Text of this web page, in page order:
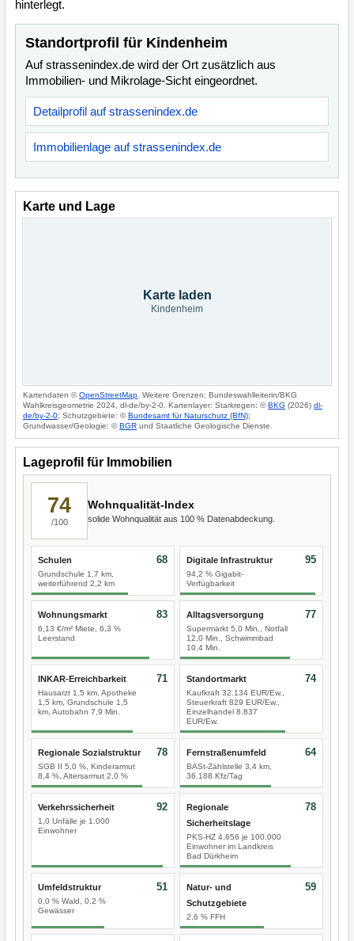
hinterlegt.
Standortprofil für Kindenheim
Auf strassenindex.de wird der Ort zusätzlich aus
Immobilien- und Mikrolage-Sicht eingeordnet.
Detailprofil auf strassenindex.de
Immobilienlage auf strassenindex.de
Karte und Lage
Karte laden
Kindenheim
Kartendaten ©OpenStreetMap . Weitere Grenzen: Bundeswahlleiterin/BKG
Wahlkreisgeometrie 2024, dl-de/by-2-0. Kartenlayer: Starkregen: ©BKG (2026) dl-
de/by-2-0; Schutzgebiete: ©Bundesamt für Naturschutz (BfN);
Grundwasser/Geologie: ©BGR und Staatliche Geologische Dienste.
Lageprofil für Immobilien
74
/100
Wohnqualität-Index
solide Wohnqualität aus 100 % Datenabdeckung.
Schulen
Grundschule 1,7 km,
weiterführend 2,2 km
68 Digitale Infrastruktur
94,2 % Gigabit-
Verfügbarkeit
95
Wohnungsmarkt
6,13 €/m² Miete, 6,3 %
Leerstand
83 Alltagsversorgung
Supermarkt 5,0 Min., Notfall
12,0 Min., Schwimmbad
10,4 Min.
77
INKAR-Erreichbarkeit
Hausarzt 1,5 km, Apotheke
1,5 km, Grundschule 1,5
km, Autobahn 7,9 Min.
71 Standortmarkt
Kaufkraft 32.134 EUR/Ew.,
Steuerkraft 829 EUR/Ew.,
Einzelhandel 8.837
EUR/Ew.
74
Regionale Sozialstruktur
SGB II 5,0 %, Kinderarmut
8,4 %, Altersarmut 2,0 %
78 Fernstraßenumfeld
BASt-Zählstelle 3,4 km,
36.188 Kfz/Tag
64
Verkehrssicherheit
1,0 Unfälle je 1.000
Einwohner
92
Regionale
Sicherheitslage
PKS-HZ 4.656 je 100.000
Einwohner im Landkreis
Bad Dürkheim
78
Umfeldstruktur
0,0 % Wald, 0,2 %
Gewässer
51
Natur- und
Schutzgebiete
2,6 % FFH
59